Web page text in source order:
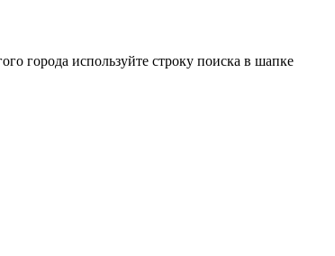
города используйте строку поиска в шапке